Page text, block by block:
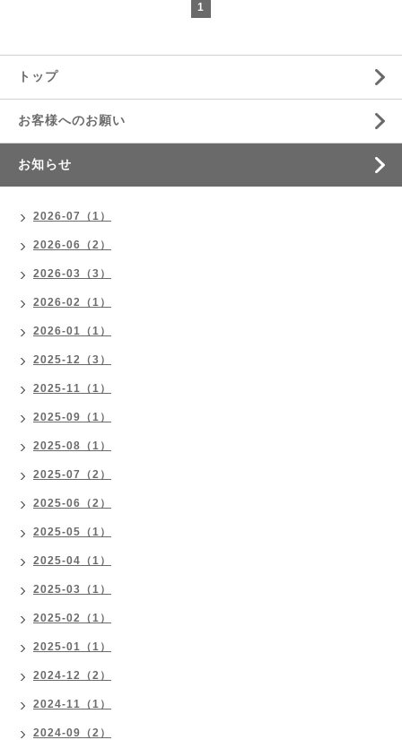
1
トップ
お客様へのお願い
お知らせ
2026-07（1）
2026-06（2）
2026-03（3）
2026-02（1）
2026-01（1）
2025-12（3）
2025-11（1）
2025-09（1）
2025-08（1）
2025-07（2）
2025-06（2）
2025-05（1）
2025-04（1）
2025-03（1）
2025-02（1）
2025-01（1）
2024-12（2）
2024-11（1）
2024-09（2）